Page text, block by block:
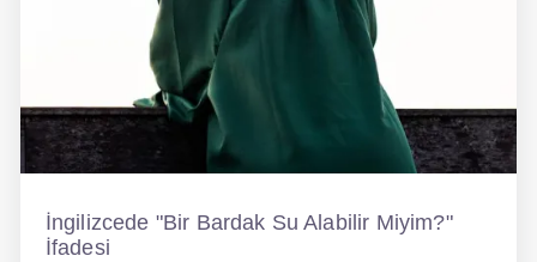
5 Günde İngilizce
Bilinçaltı İngilizce
İngilizce Biyografiler
İngilizce
Dil Eğitimi
İngilizcede "Bir Bardak Su Alabilir Miyim?"
İfadesi